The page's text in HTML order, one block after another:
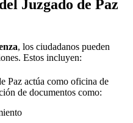
Juzgado de Paz
, los ciudadanos pueden
Estos incluyen:
Paz actúa como oficina de
de documentos como: